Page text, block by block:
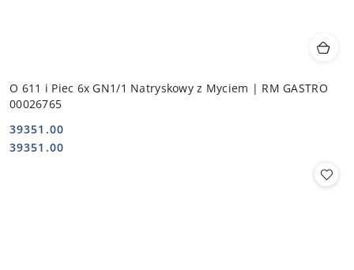
O 611 i Piec 6x GN1/1 Natryskowy z Myciem | RM GASTRO
00026765
Cena:
39351.00
Cena:
39351.00